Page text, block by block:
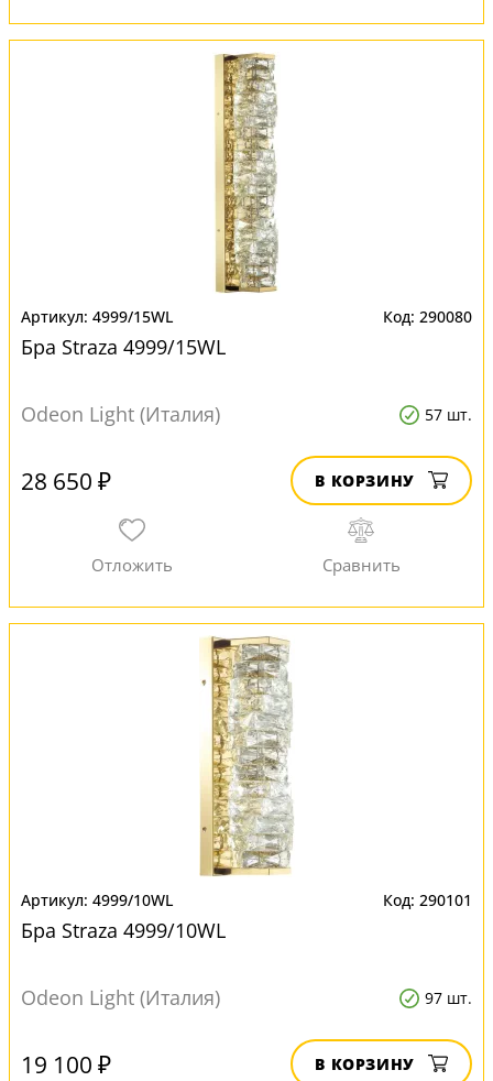
4999/15WL 290080
Бра Straza 4999/15WL
Odeon Light (Италия) 57 шт.
28 650 ₽ В КОРЗИНУ
4999/10WL 290101
Бра Straza 4999/10WL
Odeon Light (Италия) 97 шт.
19 100 ₽ В КОРЗИНУ